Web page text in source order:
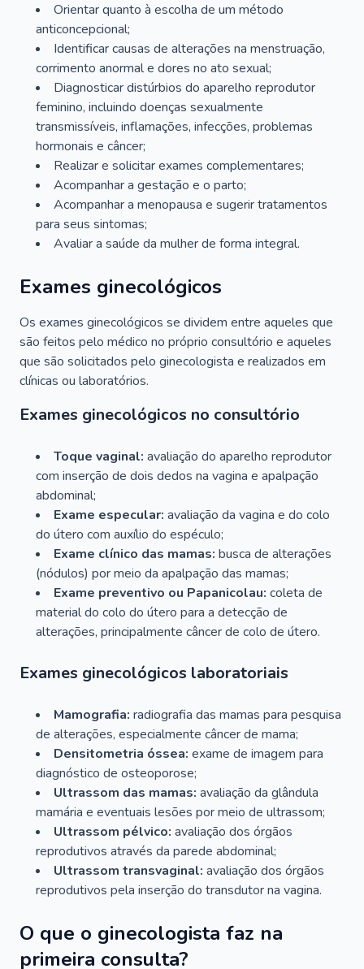
Orientar quanto à escolha de um método
anticoncepcional;
Identificar causas de alterações na menstruação,
corrimento anormal e dores no ato sexual;
Diagnosticar distúrbios do aparelho reprodutor
feminino, incluindo doenças sexualmente
transmissíveis, inflamações, infecções, problemas
hormonais e câncer;
Realizar e solicitar exames complementares;
Acompanhar a gestação e o parto;
Acompanhar a menopausa e sugerir tratamentos
para seus sintomas;
Avaliar a saúde da mulher de forma integral.
Exames ginecológicos
Os exames ginecológicos se dividem entre aqueles que
são feitos pelo médico no próprio consultório e aqueles
que são solicitados pelo ginecologista e realizados em
clínicas ou laboratórios.
Exames ginecológicos no consultório
Toque vaginal: avaliação do aparelho reprodutor
com inserção de dois dedos na vagina e apalpação
abdominal;
Exame especular: avaliação da vagina e do colo
do útero com auxílio do espéculo;
Exame clínico das mamas: busca de alterações
(nódulos) por meio da apalpação das mamas;
Exame preventivo ou Papanicolau: coleta de
material do colo do útero para a detecção de
alterações, principalmente câncer de colo de útero.
Exames ginecológicos laboratoriais
Mamografia: radiografia das mamas para pesquisa
de alterações, especialmente câncer de mama;
Densitometria óssea: exame de imagem para
diagnóstico de osteoporose;
Ultrassom das mamas: avaliação da glândula
mamária e eventuais lesões por meio de ultrassom;
Ultrassom pélvico: avaliação dos órgãos
reprodutivos através da parede abdominal;
Ultrassom transvaginal: avaliação dos órgãos
reprodutivos pela inserção do transdutor na vagina.
O que o ginecologista faz na
primeira consulta?